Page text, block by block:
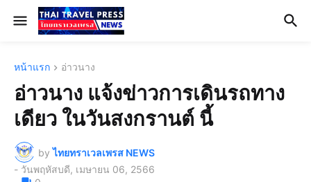
หน้าแรก อ่าวนาง
อ่าวนาง แจ้งข่าวการเดินรถทาง
เดียว ในวันสงกรานต์ นี้
by ไทยทราเวลเพรส NEWS
- วันพฤหัสบดี, เมษายน 06, 2566